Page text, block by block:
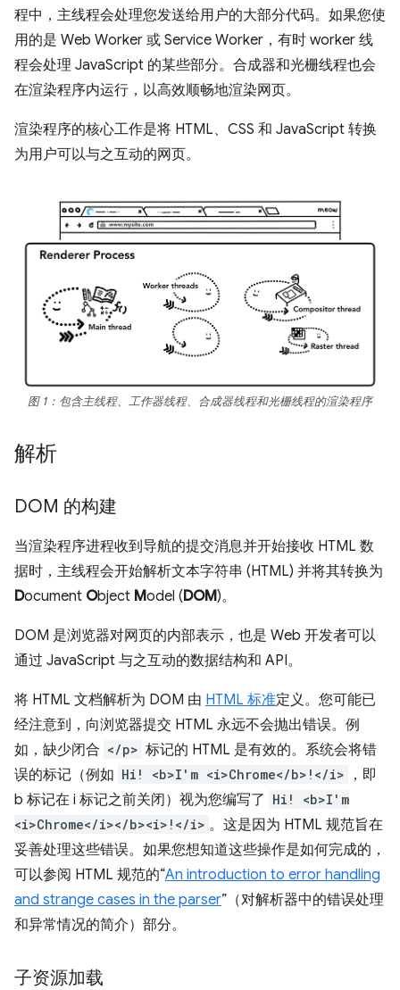
程中，主线程会处理您发送给用户的大部分代码。如果您使
用的是 Web Worker 或 Service Worker，有时 worker 线
程会处理 JavaScript 的某些部分。合成器和光栅线程也会
在渲染程序内运行，以高效顺畅地渲染网页。
渲染程序的核心工作是将 HTML、CSS 和 JavaScript 转换
为用户可以与之互动的网页。
图 1：包含主线程、工作器线程、合成器线程和光栅线程的渲染程序
解析
DOM 的构建
当渲染程序进程收到导航的提交消息并开始接收 HTML 数
据时，主线程会开始解析文本字符串 (HTML) 并将其转换为
Document Object Model (DOM)。
DOM 是浏览器对网页的内部表示，也是 Web 开发者可以
通过 JavaScript 与之互动的数据结构和 API。
将 HTML 文档解析为 DOM 由 HTML 标准定义。您可能已
经注意到，向浏览器提交 HTML 永远不会抛出错误。例
如，缺少闭合 </p> 标记的 HTML 是有效的。系统会将错
误的标记（例如 Hi! <b>I'm <i>Chrome</b>!</i>
，即
b 标记在 i 标记之前关闭）视为您编写了 Hi! <b>I'm
<i>Chrome</i></b><i>!</i> 。这是因为 HTML 规范旨在
妥善处理这些错误。如果您想知道这些操作是如何完成的，
可以参阅 HTML 规范的“An introduction to error handling
and strange cases in the parser”（对解析器中的错误处理
和异常情况的简介）部分。
子资源加载